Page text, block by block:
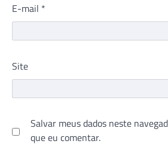
E-mail *
Site
Salvar meus dados neste
que eu comentar.